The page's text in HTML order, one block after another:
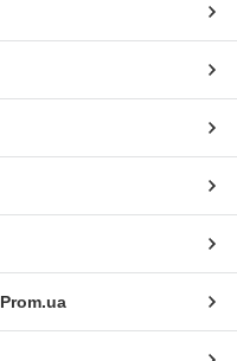
Prom.ua